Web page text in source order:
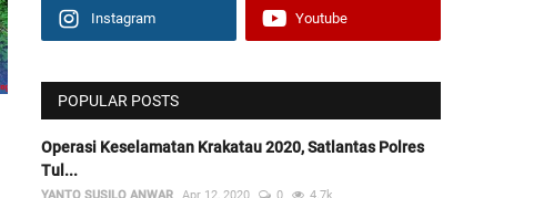
Instagram Youtube
POPULAR POSTS
Operasi Keselamatan Krakatau 2020, Satlantas Polres
Tul...